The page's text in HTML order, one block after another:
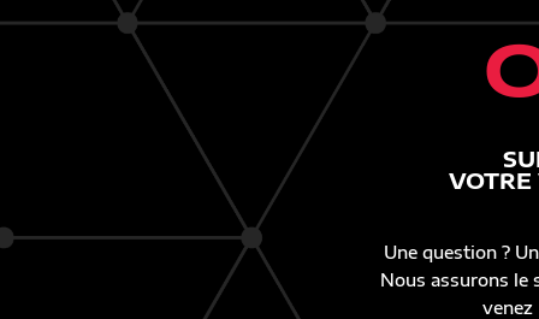
Une question ?
Nous assurons le
venez